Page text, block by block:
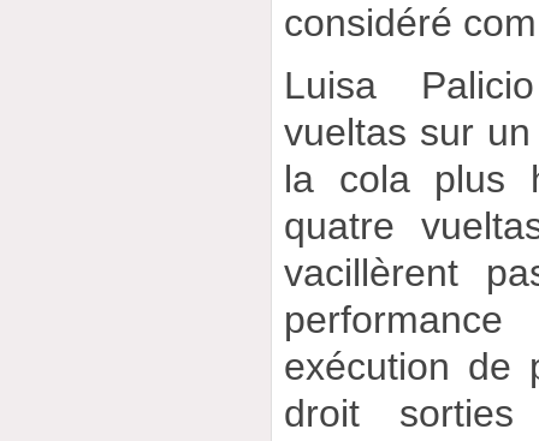
considéré
Luisa
vueltas sur
la cola plus
quatre
vacillèrent
exécution de
droit